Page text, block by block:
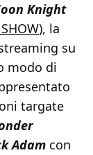
Knight
), la
su
modo di
targate
Adam con